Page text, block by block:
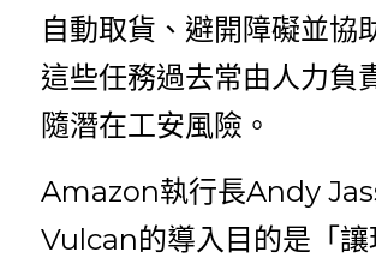
自動取貨、避開障礙並協
這些任務過去常由人力負
隨潛在工安風險。
Amazon執行長Andy
Vulcan的導入目的是「讓